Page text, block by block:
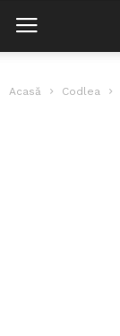
Acasă Codlea